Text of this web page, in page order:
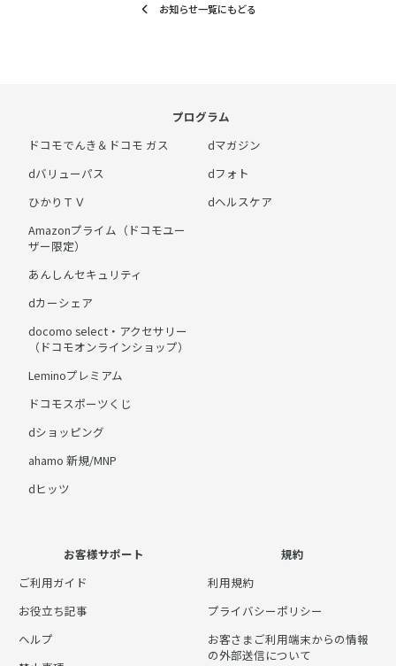
お知らせ一覧にもどる
プログラム
ドコモでんき＆ドコモ ガス
dバリューパス
ひかりＴＶ
Amazonプライム（ドコモユー
ザー限定）
あんしんセキュリティ
dカーシェア
docomo select・アクセサリー
（ドコモオンラインショップ）
Leminoプレミアム
ドコモスポーツくじ
dショッピング
ahamo 新規/MNP
dヒッツ
dマガジン
dフォト
dヘルスケア
お客様サポート
ご利用ガイド
お役立ち記事
ヘルプ
規約
利用規約
プライバシーポリシー
お客さまご利用端末からの情報
の外部送信について